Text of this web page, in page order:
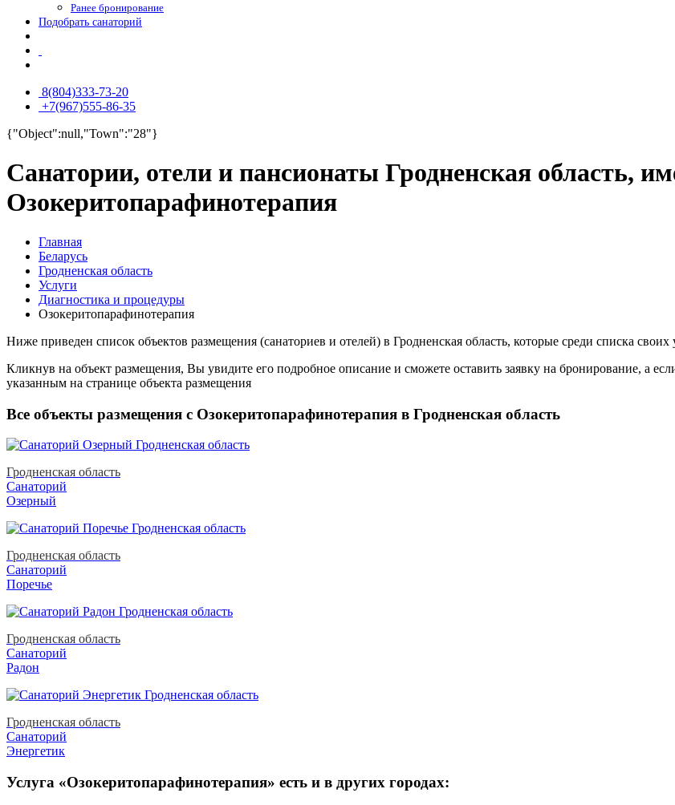
Ранее бронирование
Подобрать санаторий
8(804)333-73-20
+7(967)555-86-35
{"Object":null,"Town":"28"}
Санатории, отели и пансионаты Гродненская область,
Озокеритопарафинотерапия
Главная
Беларусь
Гродненская область
Услуги
Диагностика и процедуры
Озокеритопарафинотерапия
Ниже приведен список объектов размещения (санаториев и отелей) в Гродненская область, которые среди списка
Кликнув на объект размещения, Вы увидите его подробное описание и сможете оставить заявку на бронирование, а
указанным на странице объекта размещения
Все объекты размещения с Озокеритопарафинотерапия в Гродненская область
Гродненская область
Санаторий
Озерный
Гродненская область
Санаторий
Поречье
Гродненская область
Санаторий
Радон
Гродненская область
Санаторий
Энергетик
Услуга «Озокеритопарафинотерапия» есть и в других городах: